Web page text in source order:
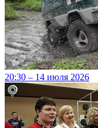
20:30 – 14 июля 2026